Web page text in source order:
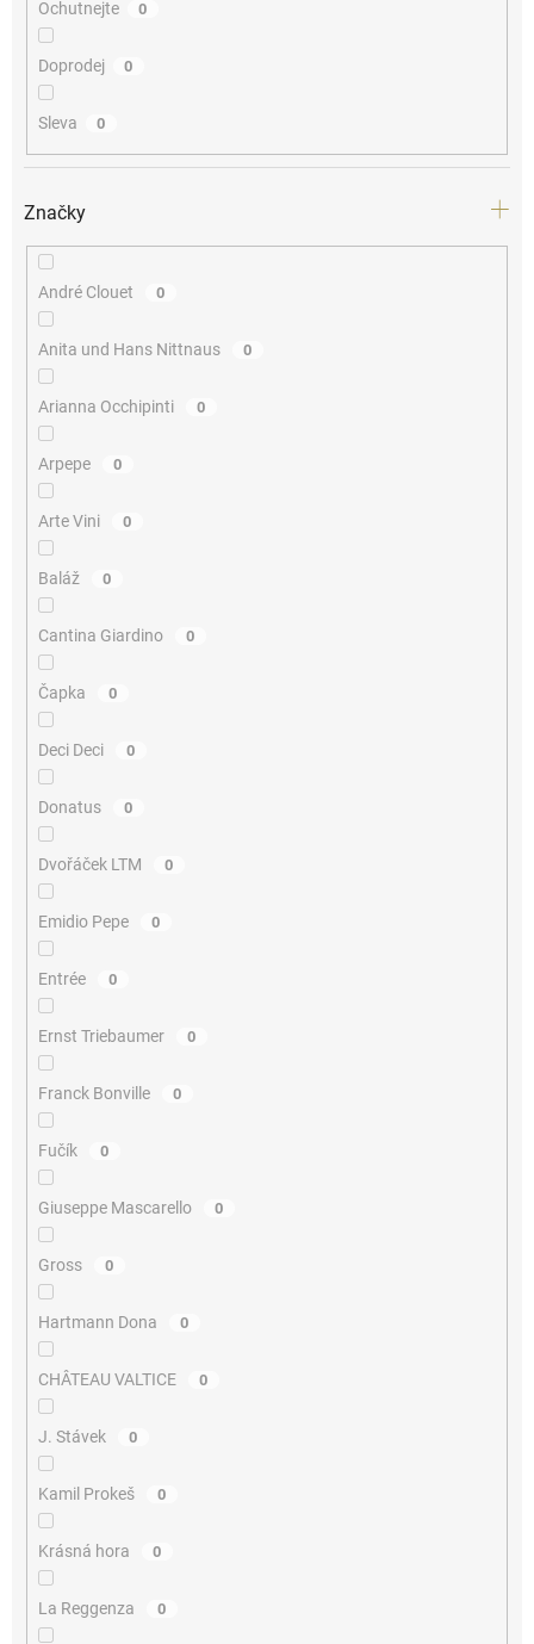
Ochutnejte 0
Doprodej 0
Sleva 0
Značky
André Clouet 0
Anita und Hans Nittnaus 0
Arianna Occhipinti 0
Arpepe 0
Arte Vini 0
Baláž 0
Cantina Giardino 0
Čapka 0
Deci Deci 0
Donatus 0
Dvořáček LTM 0
Emidio Pepe 0
Entrée 0
Ernst Triebaumer 0
Franck Bonville 0
Fučík 0
Giuseppe Mascarello 0
Gross 0
Hartmann Dona 0
CHÂTEAU VALTICE 0
J. Stávek 0
Kamil Prokeš 0
Krásná hora 0
La Reggenza 0